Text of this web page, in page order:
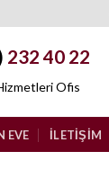
232 40 22
Ofis
EVE İLETIŞIM